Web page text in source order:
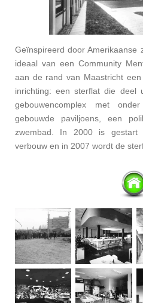
Geïnspireerd door Amerikaanse
ideaal van een Community
aan de rand van Maastricht
inrichting: een sterflat die deel
gebouwencomplex met
gebouwde paviljoens, een
zwembad. In 2000 is gestart
verbouw en in 2007 wordt de